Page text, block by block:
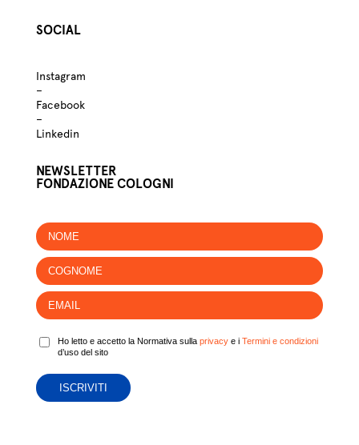
SOCIAL
Instagram
–
Facebook
–
Linkedin
NEWSLETTER
FONDAZIONE COLOGNI
Ho letto e accetto la Normativa sulla privacye i Termini e condizioni
d’uso del sito